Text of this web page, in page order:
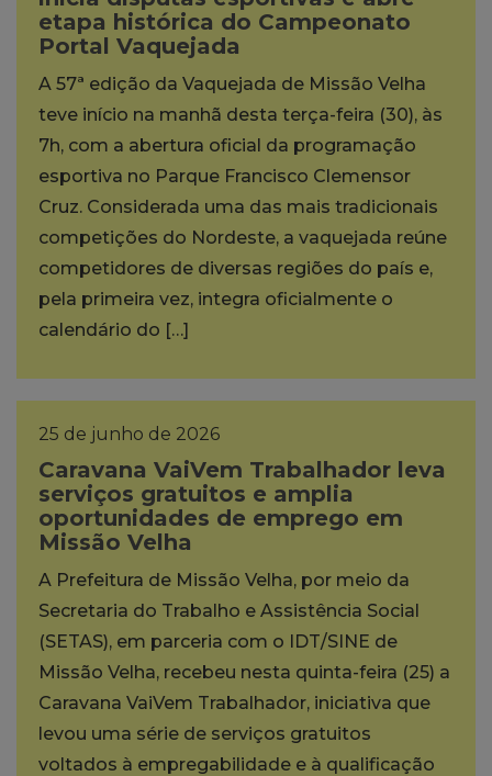
etapa histórica do Campeonato
Portal Vaquejada
A 57ª edição da Vaquejada de Missão Velha
teve início na manhã desta terça-feira (30), às
7h, com a abertura oficial da programação
esportiva no Parque Francisco Clemensor
Cruz. Considerada uma das mais tradicionais
competições do Nordeste, a vaquejada reúne
competidores de diversas regiões do país e,
pela primeira vez, integra oficialmente o
calendário do […]
25 de junho de 2026
Caravana VaiVem Trabalhador leva
serviços gratuitos e amplia
oportunidades de emprego em
Missão Velha
A Prefeitura de Missão Velha, por meio da
Secretaria do Trabalho e Assistência Social
(SETAS), em parceria com o IDT/SINE de
Missão Velha, recebeu nesta quinta-feira (25) a
Caravana VaiVem Trabalhador, iniciativa que
levou uma série de serviços gratuitos
voltados à empregabilidade e à qualificação